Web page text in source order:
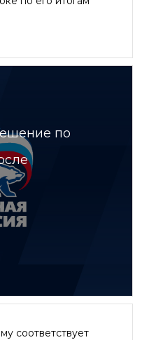
по
соответствует